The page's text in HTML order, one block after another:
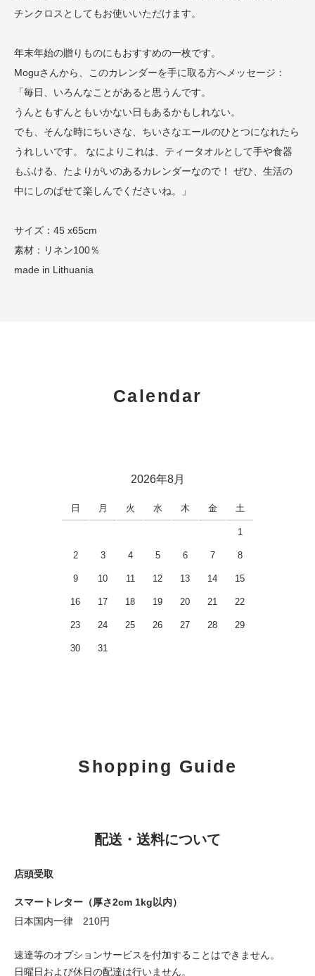
チンクロスとしてもお使いいただけます。
年末年始の贈りものにもおすすめの一枚です。
Moguさんから、このカレンダーを手に取る方へメッセージ：
「毎日、いろんなことがあると思うんです。
うんともすんともいかない日もあるかもしれない。
でも、そんな時にちいさな、ちいさなエールのひとつになれたら
うれしいです。 なによりこれは、ティータオルとして手や食器
もふける、たよりがいのあるカレンダーなので！ ぜひ、生活の
中にしのばせて楽しんでくださいね。」
サイズ：45 x65cm
素材：リネン100％
made in Lithuania
Calendar
2026年8月
日 月 火 水 木 金 土
1
2 3 4 5 6 7 8
9 10 11 12 13 14 15
16 17 18 19 20 21 22
23 24 25 26 27 28 29
30 31
Shopping Guide
配送・送料について
店頭受取
スマートレター（厚さ2cm 1kg以内）
日本国内一律 210円
速達等のオプションサービスを付加することはできません。
日曜日および休日の配達は行いません。